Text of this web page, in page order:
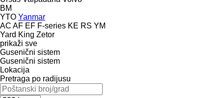
BM
YTO Yanmar
AC AF EF F-series KE RS YM
Yard King Zetor
prikaži sve
Gusenični sistem
Gusenični sistem
Lokacija
Pretraga po radijusu